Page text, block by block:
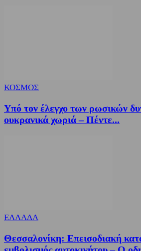
ΚΟΣΜΟΣ
Υπό τον έλεγχο των ρωσικών
ουκρανικά χωριά – Πέντε...
ΕΛΛΑΔΑ
Θεσσαλονίκη: Επεισοδιακή